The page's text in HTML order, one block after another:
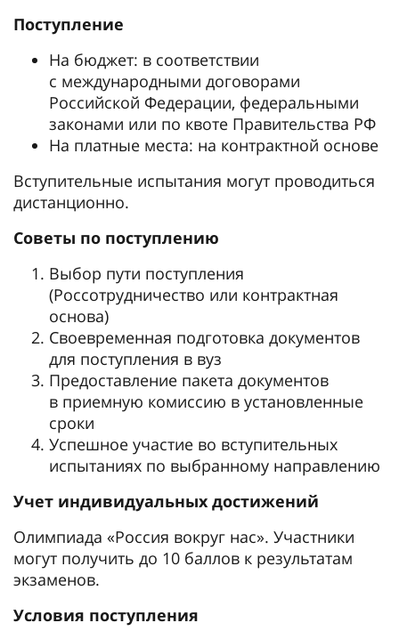
Поступление
На бюджет: в соответствии
с международными договорами
Российской Федерации, федеральными
законами или по квоте Правительства РФ
На платные места: на контрактной основе
Вступительные испытания могут проводиться
дистанционно.
Советы по поступлению
Выбор пути поступления
(Россотрудничество или контрактная
основа)
Своевременная подготовка документов
для поступления в вуз
Предоставление пакета документов
в приемную комиссию в установленные
сроки
Успешное участие во вступительных
испытаниях по выбранному направлению
Учет индивидуальных достижений
Олимпиада «Россия вокруг нас». Участники
могут получить до 10 баллов к результатам
экзаменов.
Условия поступления